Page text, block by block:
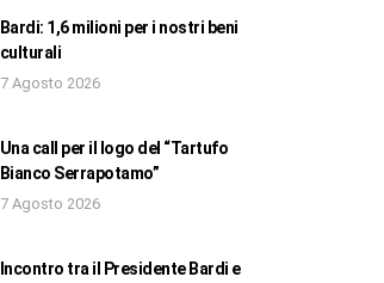
Bardi: 1,6 milioni per i nostri beni
culturali
7 Agosto 2026
Una call per il logo del “Tartufo
Bianco Serrapotamo”
7 Agosto 2026
Incontro tra il Presidente Bardi e